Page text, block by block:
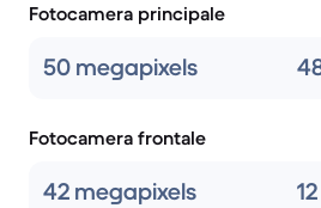
Fotocamera principale
50 megapixels
Fotocamera frontale
42 megapixels